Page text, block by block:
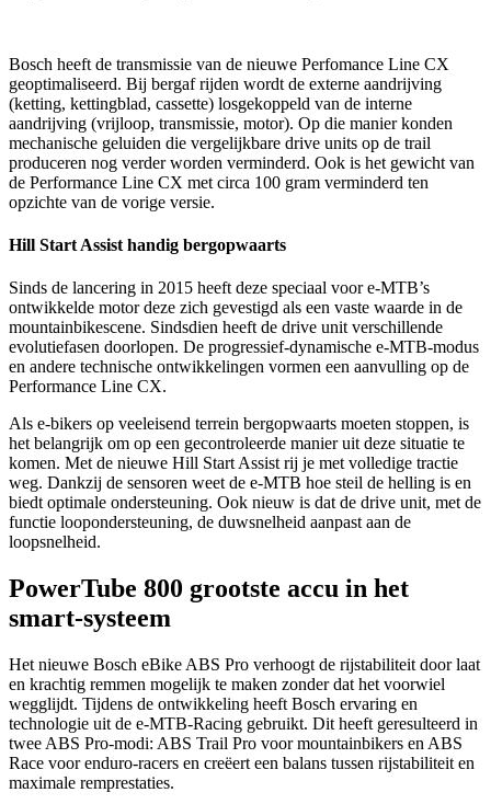
Bosch heeft de transmissie van de nieuwe Perfomance Line CX
geoptimaliseerd. Bij bergaf rijden wordt de externe aandrijving
(ketting, kettingblad, cassette) losgekoppeld van de interne
aandrijving (vrijloop, transmissie, motor). Op die manier konden
mechanische geluiden die vergelijkbare drive units op de trail
produceren nog verder worden verminderd. Ook is het gewicht van
de Performance Line CX met circa 100 gram verminderd ten
opzichte van de vorige versie.
Hill Start Assist handig bergopwaarts
Sinds de lancering in 2015 heeft deze speciaal voor e-MTB’s
ontwikkelde motor deze zich gevestigd als een vaste waarde in de
mountainbikescene. Sindsdien heeft de drive unit verschillende
evolutiefasen doorlopen. De progressief-dynamische e-MTB-modus
en andere technische ontwikkelingen vormen een aanvulling op de
Performance Line CX.
Als e-bikers op veeleisend terrein bergopwaarts moeten stoppen, is
het belangrijk om op een gecontroleerde manier uit deze situatie te
komen. Met de nieuwe Hill Start Assist rij je met volledige tractie
weg. Dankzij de sensoren weet de e-MTB hoe steil de helling is en
biedt optimale ondersteuning. Ook nieuw is dat de drive unit, met de
functie loopondersteuning, de duwsnelheid aanpast aan de
loopsnelheid.
PowerTube 800 grootste accu in het
smart-systeem
Het nieuwe Bosch eBike ABS Pro verhoogt de rijstabiliteit door laat
en krachtig remmen mogelijk te maken zonder dat het voorwiel
wegglijdt. Tijdens de ontwikkeling heeft Bosch ervaring en
technologie uit de e-MTB-Racing gebruikt. Dit heeft geresulteerd in
twee ABS Pro-modi: ABS Trail Pro voor mountainbikers en ABS
Race voor enduro-racers en creëert een balans tussen rijstabiliteit en
maximale remprestaties.